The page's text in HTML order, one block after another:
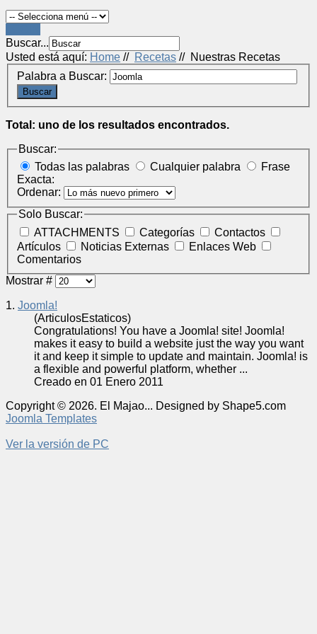
Buscar...
Usted está aquí: Home // Recetas // Nuestras Recetas
Palabra a Buscar:
Buscar
Total: uno de los resultados encontrados.
Buscar:
Todas las palabras
Cualquier palabra
Frase
Exacta:
Ordenar:
Solo Buscar:
ATTACHMENTS
Categorías
Contactos
Artículos
Noticias Externas
Enlaces Web
Comentarios
Mostrar #
1. Joomla!
(ArticulosEstaticos)
Congratulations! You have a Joomla! site! Joomla!
makes it easy to build a website just the way you want
it and keep it simple to update and maintain. Joomla! is
a flexible and powerful platform, whether ...
Creado en 01 Enero 2011
Copyright © 2026. El Majao... Designed by Shape5.com
Joomla Templates
Ver la versión de PC